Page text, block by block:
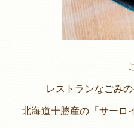
レストランなごみ
北海道十勝産の「サーロ